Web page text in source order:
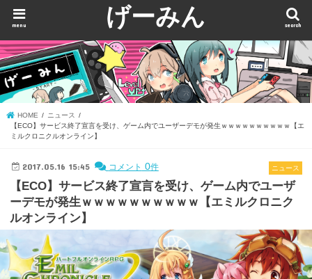
げーみん search
menu
HOME
ニュース
【ECO】サービス終了宣言を受け、ゲーム内でユーザーデモが発生ｗｗｗｗｗｗｗｗｗｗ【エ
ミルクロニクルオンライン】
ニュース
2017.05.16 15:45 コメント 0件
【ECO】サービス終了宣言を受け、ゲーム内でユーザ
ーデモが発生ｗｗｗｗｗｗｗｗｗｗ【エミルクロニク
ルオンライン】